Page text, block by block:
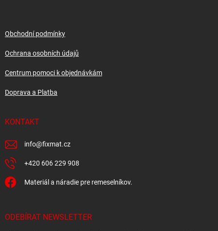
Obchodní podmínky
Ochrana osobních údajů
Centrum pomoci k objednávkám
Doprava a Platba
KONTAKT
info@fixmat.cz
+420 606 229 908
Materiál a náradie pre remeselníkov.
ODEBÍRAT NEWSLETTER